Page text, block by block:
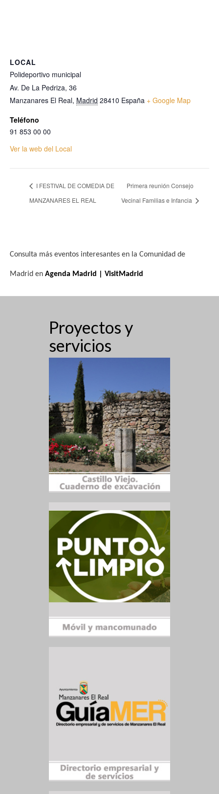
LOCAL
Polideportivo municipal
Av. De La Pedriza, 36
Manzanares El Real, Madrid 28410 España + Google Map
Teléfono
91 853 00 00
Ver la web del Local
I FESTIVAL DE COMEDIA DE
MANZANARES EL REAL
Primera reunión Consejo
Vecinal Familias e Infancia
Consulta más eventos interesantes en la Comunidad de
Madrid en Agenda Madrid | VisitMadrid
Proyectos y
servicios